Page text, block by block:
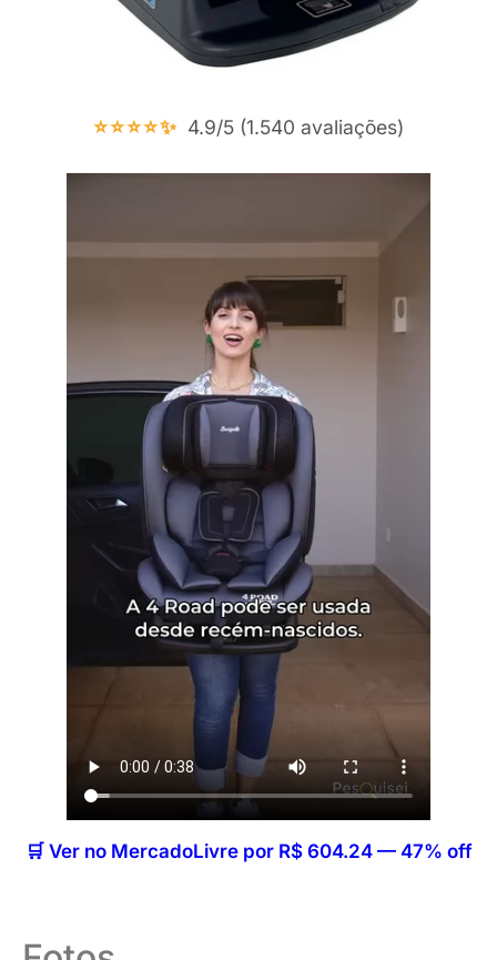
⭐⭐⭐⭐✨ 4.9/5 (1.540 avaliações)
🛒 Ver no MercadoLivre por R$ 604.24 — 47% off